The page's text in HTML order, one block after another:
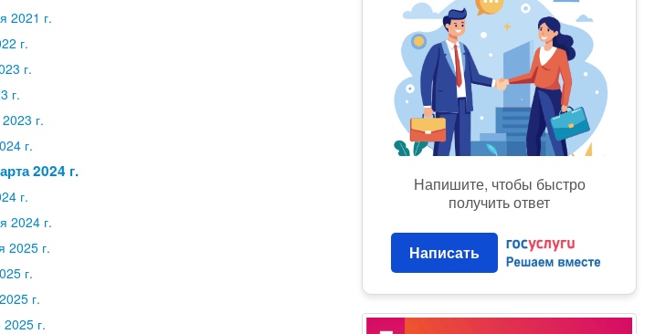
2021 г.
г.
г.
г.
г.
г.
2024 г.
г.
2024 г.
2025 г.
г.
г.
г.
Напишите, чтобы быстро
получить ответ
Написать